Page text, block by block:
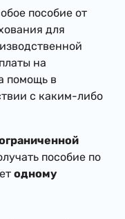
пособие от
для
на
помощь в
с каким-либо
пособие по
одному